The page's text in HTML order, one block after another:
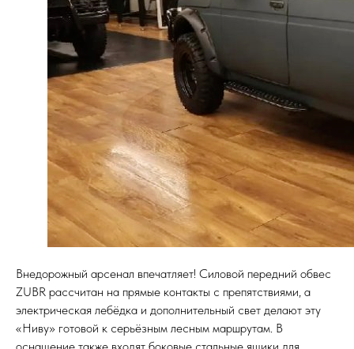
Внедорожный арсенал впечатляет! Силовой передний обвес
ZUBR рассчитан на прямые контакты с препятствиями, а
электрическая лебёдка и дополнительный свет делают эту
«Ниву» готовой к серьёзным лесным маршрутам. В